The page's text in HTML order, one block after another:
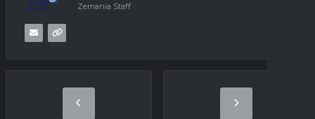
Zemania Staff